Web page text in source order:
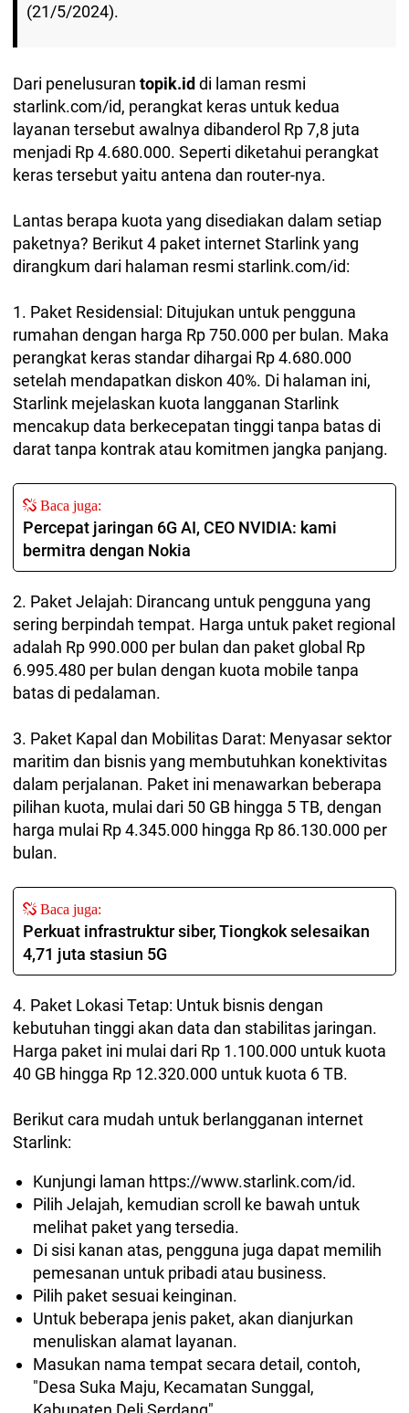
(21/5/2024).
Dari penelusuran topik.id di laman resmi
starlink.com/id, perangkat keras untuk kedua
layanan tersebut awalnya dibanderol Rp 7,8 juta
menjadi Rp 4.680.000. Seperti diketahui perangkat
keras tersebut yaitu antena dan router-nya.
Lantas berapa kuota yang disediakan dalam setiap
paketnya? Berikut 4 paket internet Starlink yang
dirangkum dari halaman resmi starlink.com/id:
1. Paket Residensial: Ditujukan untuk pengguna
rumahan dengan harga Rp 750.000 per bulan. Maka
perangkat keras standar dihargai Rp 4.680.000
setelah mendapatkan diskon 40%. Di halaman ini,
Starlink mejelaskan kuota langganan Starlink
mencakup data berkecepatan tinggi tanpa batas di
darat tanpa kontrak atau komitmen jangka panjang.
Baca juga:
Percepat jaringan 6G AI, CEO NVIDIA: kami
bermitra dengan Nokia
2. Paket Jelajah: Dirancang untuk pengguna yang
sering berpindah tempat. Harga untuk paket regional
adalah Rp 990.000 per bulan dan paket global Rp
6.995.480 per bulan dengan kuota mobile tanpa
batas di pedalaman.
3. Paket Kapal dan Mobilitas Darat: Menyasar sektor
maritim dan bisnis yang membutuhkan konektivitas
dalam perjalanan. Paket ini menawarkan beberapa
pilihan kuota, mulai dari 50 GB hingga 5 TB, dengan
harga mulai Rp 4.345.000 hingga Rp 86.130.000 per
bulan.
Baca juga:
Perkuat infrastruktur siber, Tiongkok selesaikan
4,71 juta stasiun 5G
4. Paket Lokasi Tetap: Untuk bisnis dengan
kebutuhan tinggi akan data dan stabilitas jaringan.
Harga paket ini mulai dari Rp 1.100.000 untuk kuota
40 GB hingga Rp 12.320.000 untuk kuota 6 TB.
Berikut cara mudah untuk berlangganan internet
Starlink:
Kunjungi laman https://www.starlink.com/id.
Pilih Jelajah, kemudian scroll ke bawah untuk
melihat paket yang tersedia.
Di sisi kanan atas, pengguna juga dapat memilih
pemesanan untuk pribadi atau business.
Pilih paket sesuai keinginan.
Untuk beberapa jenis paket, akan dianjurkan
menuliskan alamat layanan.
Masukan nama tempat secara detail, contoh,
"Desa Suka Maju, Kecamatan Sunggal,